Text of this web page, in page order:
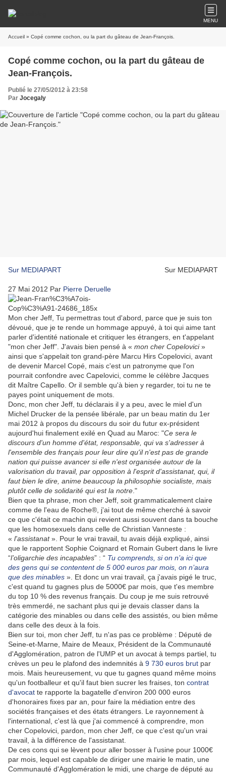
MENU
Accueil » Copé comme cochon, ou la part du gâteau de Jean-François.
Copé comme cochon, ou la part du gâteau de
Jean-François.
Publié le 27/05/2012 à 23:58
Par Jocegaly
Sur MEDIAPART
Sur MEDIAPART
27 Mai 2012 Par Pierre Deruelle
Mon cher Jeff, Tu permettras tout d'abord, parce que je suis ton
dévoué, que je te rende un hommage appuyé, à toi qui aime tant
parler d'identité nationale et critiquer les étrangers, en t'appelant
"mon cher Jeff". J'avais bien pensé à « mon cher Copelovici»
ainsi que s'appelait ton grand-père Marcu Hirs Copelovici, avant
de devenir Marcel Copé, mais c'est un patronyme que l'on
pourrait confondre avec Capelovici, comme le célèbre Jacques
dit Maître Capello. Or il semble qu'à bien y regarder, toi tu ne te
payes point uniquement de mots.
Donc, mon cher Jeff, tu déclarais il y a peu, avec le miel d'un
Michel Drucker de la pensée libérale, par un beau matin du 1er
mai 2012 à propos du discours du soir du futur ex-président
aujourd'hui finalement exilé en Quad au Maroc: "Ce sera le
discours d'un homme d'état, responsable, qui va s'adresser à
l'ensemble des français pour leur dire qu'il n'est pas de grande
nation qui puisse avancer si elle n'est organisée autour de la
valorisation du travail, par opposition à l'esprit d'assistanat, qui, il
faut bien le dire, anime beaucoup la philosophie socialiste, mais
plutôt celle de solidarité qui est la notre ."
Bien que ta phrase, mon cher Jeff, soit grammaticalement claire
comme de l'eau de Roche®, j'ai tout de même cherché à savoir
ce que c'était ce machin qui revient aussi souvent dans ta bouche
que les homosexuels dans celle de Christian Vanneste :
« l'assistanat». Pour le vrai travail, tu avais déjà expliqué, ainsi
que le rapportent Sophie Coignard et Romain Gubert dans le livre
“l’oligarchie des incapables” : “ Tu comprends, si on n’a ici que
des gens qui se contentent de 5 000 euros par mois, on n’aura
que des minables ». Et donc un vrai travail, ça j'avais pigé le truc,
c'est quand tu gagnes plus de 5000€ par mois, que t'es membre
du top 10 % des revenus français. Du coup je me suis retrouvé
très emmerdé, ne sachant plus qui je devais classer dans la
catégorie des minables ou dans celle des assistés, ou bien même
dans celle des deux à la fois.
Bien sur toi, mon cher Jeff, tu n'as pas ce problème : Député de
Seine-et-Marne, Maire de Meaux, Président de la Communauté
d'Agglomération, patron de l'UMP et un avocat à temps partiel, tu
crèves un peu le plafond des indemnités à 9 730 euros brut par
mois. Mais heureusement, vu que tu gagnes quand même moins
qu'un footballeur et qu'il faut bien sucrer les fraises, ton contrat
d'avocat te rapporte la bagatelle d'environ 200 000 euros
d'honoraires fixes par an, pour faire la médiation entre des
sociétés françaises et des états étrangers. Le rayonnement à
l'international, c'est là que j'ai commencé à comprendre, mon
cher Copelovici, pardon, mon cher Jeff, ce que c'est qu'un vrai
travail, à la différence de l'assistanat.
De ces cons qui se lèvent pour aller bosser à l'usine pour 1000€
par mois, lequel est capable de diriger une mairie le matin, une
Communauté d'Agglomération le midi, une charge de député au